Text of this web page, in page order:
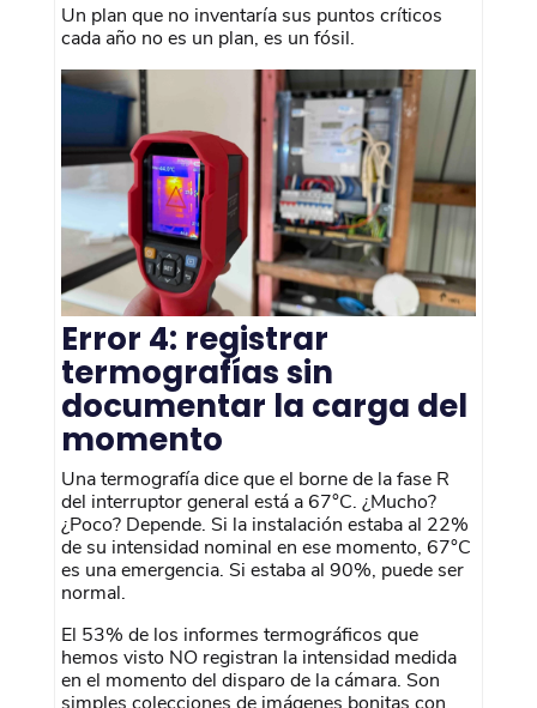
Un plan que no inventaría sus puntos críticos
cada año no es un plan, es un fósil.
Error 4: registrar
termografías sin
documentar la carga del
momento
Una termografía dice que el borne de la fase R
del interruptor general está a 67°C. ¿Mucho?
¿Poco? Depende. Si la instalación estaba al 22%
de su intensidad nominal en ese momento, 67°C
es una emergencia. Si estaba al 90%, puede ser
normal.
El 53% de los informes termográficos que
hemos visto NO registran la intensidad medida
en el momento del disparo de la cámara. Son
simples colecciones de imágenes bonitas con